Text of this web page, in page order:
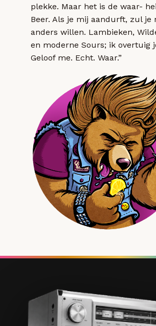
plekke. Maar het is de waar-
Beer. Als je mij aandurft, zul je
anders willen. Lambieken,
en moderne Sours; ik overtuig
Geloof me. Echt. Waar.”